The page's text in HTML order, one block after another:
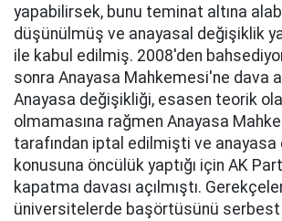
yapabilirsek, bunu teminat altına
düşünülmüş ve anayasal değişiklik
ile kabul edilmiş. 2008'den
sonra Anayasa Mahkemesi'ne dava
Anayasa değişikliği, esasen teorik
olmamasına rağmen Anayasa
tarafından iptal edilmişti ve anayasa
konusuna öncülük yaptığı için AK
kapatma davası açılmıştı.
üniversitelerde başörtüsünü serbest